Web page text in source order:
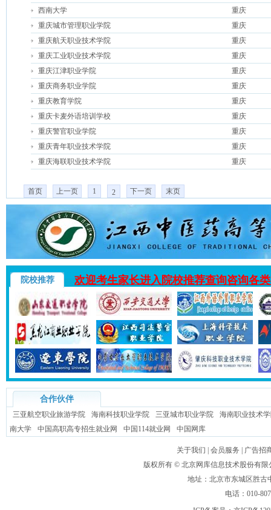
西南大学
重庆
重庆城市管理职业学院
重庆
重庆航天职业技术学院
重庆
重庆工业职业技术学院
重庆
重庆江津职业学院
重庆
重庆商务职业学院
重庆
重庆教育学院
重庆
重庆卡麦外语培训学校
重庆
重庆警官职业学院
重庆
重庆青年职业技术学院
重庆
重庆海联职业技术学院
重庆
首页 上一页 1 2 下一页 末页
院校推荐 欢迎考生家长进入院校推荐查询咨询各
合作伙伴
三亚航空职业旅游学院 海南科技职业学院 三亚城市职业学院
海南职业技术
南大学
中国高职高专招生就业网 中国114就业网 中国网库
关于我们 会员服务
广告招
版权所有 © 北京网库信息技术股份有限
地址：北京市东城区胜
电话：010-